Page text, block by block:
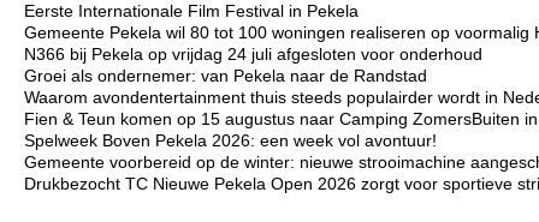
Eerste Internationale Film Festival in Pekela
Gemeente Pekela wil 80 tot 100 woningen realiseren op voormalig
N366 bij Pekela op vrijdag 24 juli afgesloten voor onderhoud
Groei als ondernemer: van Pekela naar de Randstad
Waarom avondentertainment thuis steeds populairder wordt in
Fien & Teun komen op 15 augustus naar Camping ZomersBuiten
Spelweek Boven Pekela 2026: een week vol avontuur!
Gemeente voorbereid op de winter: nieuwe strooimachine
Drukbezocht TC Nieuwe Pekela Open 2026 zorgt voor sportieve